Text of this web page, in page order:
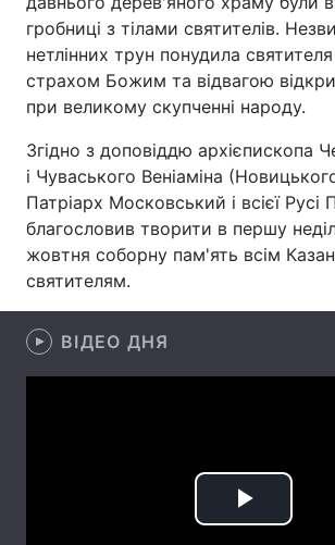
Техно і зв'язок
Зброя Інциденти
Здоров'я
Цікавинки Погода
Екологія Регіони
Лонгріди
Відео з Youtube
гробниці з тілами святителів.
нетлінних трун понудила
страхом Божим та відвагою
при великому скупченні народу.
Згідно з доповіддю архієпископа
і Чуваського Веніаміна
Патріарх Московський і всієї Русі
благословив творити в першу
жовтня соборну пам'ять всім
святителям.
ВІДЕО ДНЯ
Play